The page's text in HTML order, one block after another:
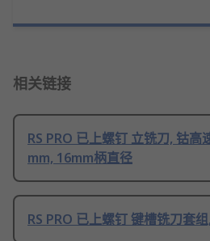
相关链接
RS PRO 已上螺钉 立铣刀, 钴高
mm, 16mm柄直径
RS PRO 已上螺钉 键槽铣刀套